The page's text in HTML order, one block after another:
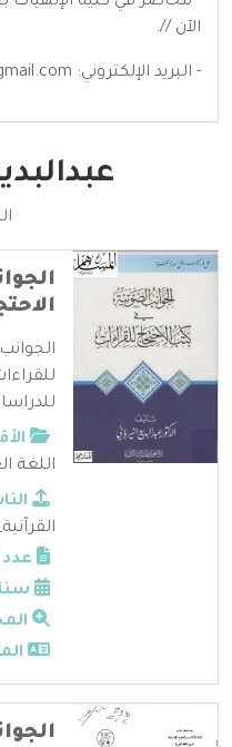
الآن //.
- البريد الإلكتروني:
اللغة
عدد
سنة